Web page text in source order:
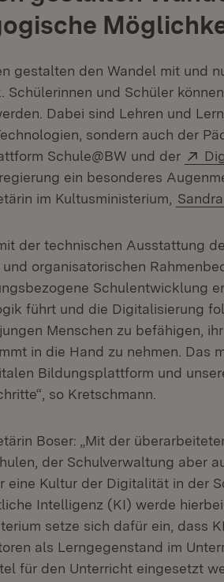
gestalten den Wandel mit und
Schülerinnen und Schüler
Dabei sind Lehren und
sondern auch der
Schule@BW und der
ein besonderes
im Kultusministerium,
der technischen Ausstattung
organisatorischen
Schulentwicklung
führt und die Digitalisierung
Menschen zu befähigen,
in die Hand zu nehmen. Das
Bildungsplattform und
so Kretschmann.
Boser: „Mit der
der Schulverwaltung aber
eine Kultur der Digitalität in der
Intelligenz (KI) werde
setze sich dafür ein, dass
als Lerngegenstand im
für den Unterricht eingesetzt